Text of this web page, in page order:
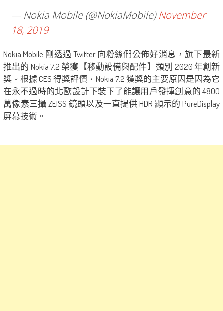
— Nokia Mobile (@NokiaMobile)November
18, 2019
Nokia Mobile 剛透過 Twitter 向粉絲們公佈好消息，旗下最新
推出的 Nokia 7.2 榮獲【移動設備與配件】類別 2020 年創新
獎。根據 CES 得獎評價，Nokia 7.2 獲獎的主要原因是因為它
在永不過時的北歐設計下裝下了能讓用戶發揮創意的 4800
萬像素三攝 ZEISS 鏡頭以及一直提供 HDR 顯示的 PureDisplay
屏幕技術。